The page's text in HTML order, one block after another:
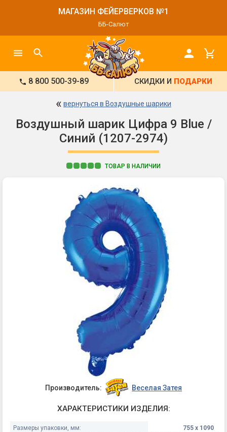
МАГАЗИН ФЕЙЕРВЕРКОВ №1
ББ-Салют
8 800 500-39-89 СКИДКИ И ПОДАРКИ
« вернуться в Воздушные шарики
Воздушный шарик Цифра 9 Blue /
Синий (1207-2974)
ТОВАР В НАЛИЧИИ
Производитель: Веселая Затея
ХАРАКТЕРИСТИКИ ИЗДЕЛИЯ:
Размеры упаковки, мм:
755 х 1090